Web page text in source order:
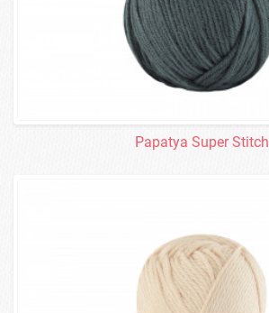
Papatya Super Stitch